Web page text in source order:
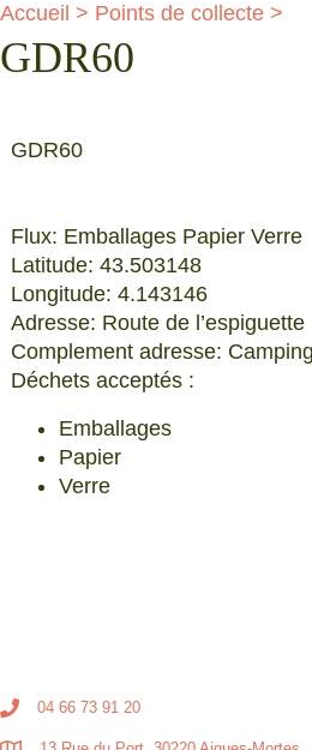
Accueil > Points de collecte >
GDR60
GDR60
Flux: Emballages Papier Verre
Latitude: 43.503148
Longitude: 4.143146
Adresse: Route de l’espiguette
Complement adresse:
Déchets acceptés :
Emballages
Papier
Verre
04 66 73 91 20